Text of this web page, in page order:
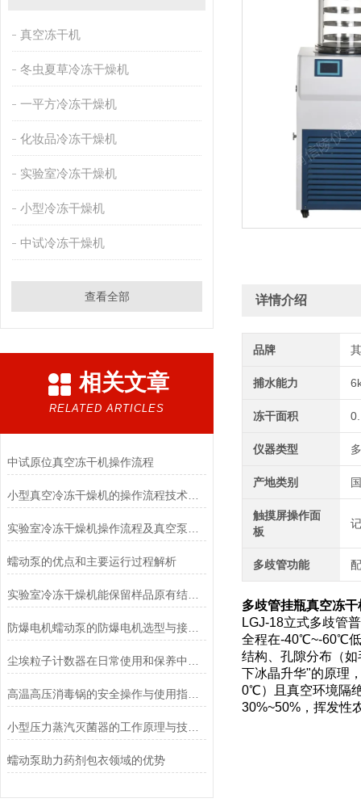
真空冻干机
冬虫夏草冷冻干燥机
一平方冷冻干燥机
化妆品冷冻干燥机
实验室冷冻干燥机
小型冷冻干燥机
中试冷冻干燥机
查看全部
相关文章
RELATED ARTICLES
中试原位真空冻干机操作流程
小型真空冷冻干燥机的操作流程技术详解
蠕动泵的优点和主要运行过程解析
实验室冷冻干燥机能保留样品原有结构和活性
防爆电机蠕动泵的防爆电机选型与接线要求
高温高压消毒锅的安全操作与使用指南说明
小型压力蒸汽灭菌器的工作原理与技术优势概述
蠕动泵助力药剂包衣领域的优势
详情介绍
品牌
捕水能力
冻干面积
仪器类型
产地类别
触摸屏操作面
板
多歧管功能
多歧管挂瓶真空冻
LGJ-18立式多歧管
全程在-40℃~-60℃低
结构、孔隙分布（
下冰晶升华"的原理
0℃）且真空环境隔
30%~50%，挥发性